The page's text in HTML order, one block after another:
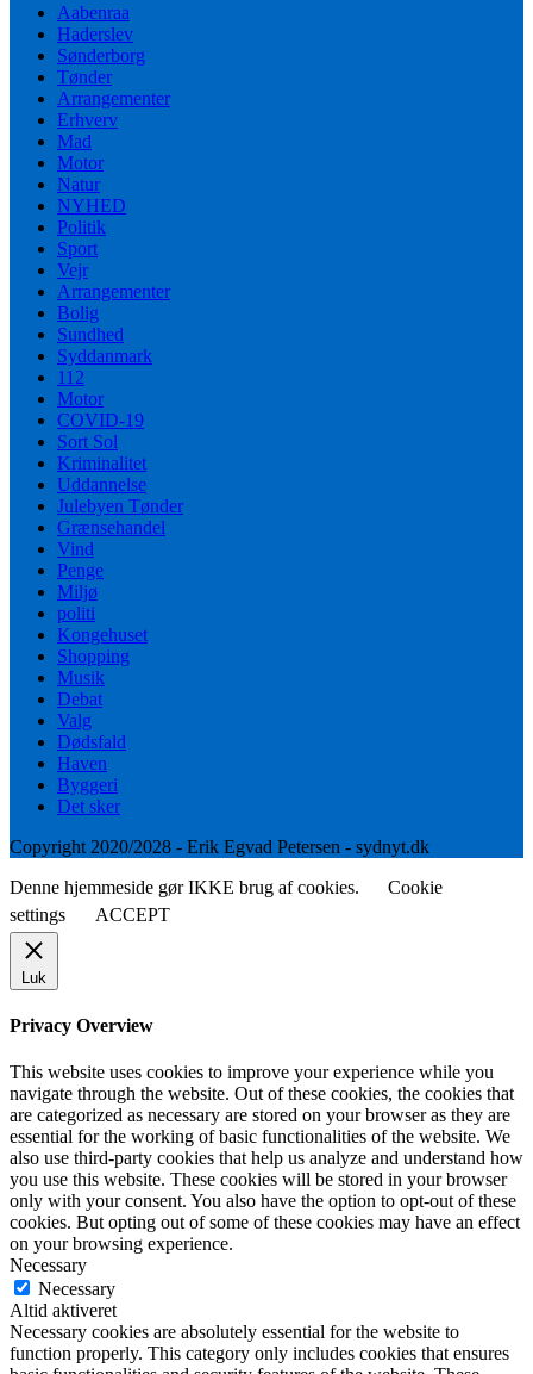
Aabenraa
Haderslev
Sønderborg
Tønder
Arrangementer
Erhverv
Mad
Motor
Natur
NYHED
Politik
Sport
Vejr
Arrangementer
Bolig
Sundhed
Syddanmark
112
Motor
COVID-19
Sort Sol
Kriminalitet
Uddannelse
Julebyen Tønder
Grænsehandel
Vind
Penge
Miljø
politi
Kongehuset
Shopping
Musik
Debat
Valg
Dødsfald
Haven
Byggeri
Det sker
Copyright 2020/2028 - Erik Egvad Petersen - sydnyt.dk
Denne hjemmeside gør IKKE brug af cookies.
Cookie
settings
ACCEPT
Luk
Privacy Overview
This website uses cookies to improve your experience while you
navigate through the website. Out of these cookies, the cookies that
are categorized as necessary are stored on your browser as they are
essential for the working of basic functionalities of the website. We
also use third-party cookies that help us analyze and understand how
you use this website. These cookies will be stored in your browser
only with your consent. You also have the option to opt-out of these
cookies. But opting out of some of these cookies may have an effect
on your browsing experience.
Necessary
Necessary
Altid aktiveret
Necessary cookies are absolutely essential for the website to
function properly. This category only includes cookies that ensures